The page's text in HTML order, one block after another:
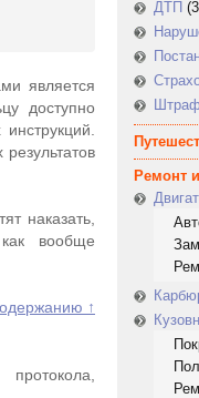
является
доступно
наказать,
вообще
↑
ДТП
Ремонт